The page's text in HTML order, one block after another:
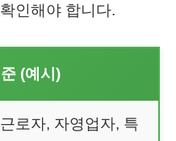
인해야 합니다.
(예시)
로자, 자영업자, 특